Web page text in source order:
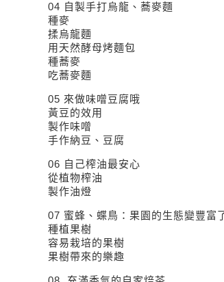
04 自製手打烏龍、蕎麥麵
種麥
揉烏龍麵
用天然酵母烤麵包
種蕎麥
吃蕎麥麵
05 來做味噌豆腐哦
黃豆的效用
製作味噌
手作納豆、豆腐
06 自己榨油最安心
從植物榨油
製作油燈
07 蜜蜂、蝶鳥：果園的生態變豐富
種植果樹
容易栽培的果樹
果樹帶來的樂趣